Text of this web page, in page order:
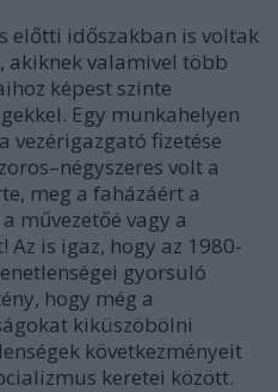
előtti időszakban is voltak
akiknek valamivel több
képest szinte
Egy munkahelyen
vezérigazgató fizetése
volt a
meg a faházáért a
művezetőé vagy a
is igaz, hogy az 1980-
gyorsuló
hogy még a
kiküszöbölni
következményeit
keretei között.